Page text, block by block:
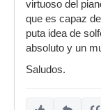
virtuoso del
que es capaz
puta idea de
absoluto y un
Saludos.